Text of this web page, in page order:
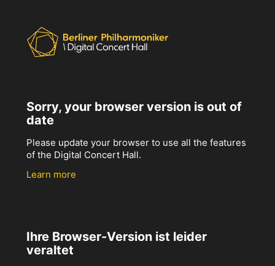
Sorry, your browser version is out of
date
Please update your browser to use all the features
of the Digital Concert Hall.
Learn more
Ihre Browser-Version ist leider
veraltet